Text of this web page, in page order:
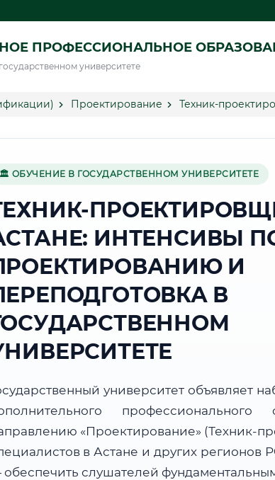
ПРОФЕССИОНАЛЬНОЕ
университете
Проектирование Техник-
🏛 ОБУЧЕНИЕ В ГОСУДАРСТВЕННОМ УНИВЕРСИТЕТЕ
ИНТЕНСИВЫ
И
В
университет объявляет
профессионального
«Проектирование» (Техник-
в Астане и других регионов
слушателей